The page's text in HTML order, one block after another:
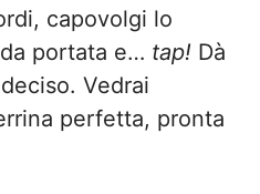
capovolgi lo
portata e… tap! Dà
Vedrai
perfetta, pronta